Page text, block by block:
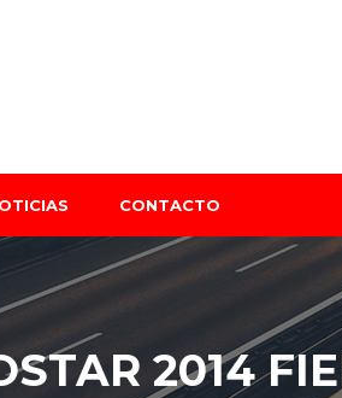
CONTACTO
2014